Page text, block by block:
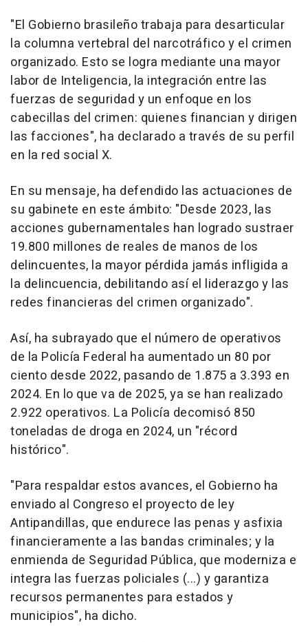
"El Gobierno brasileño trabaja para desarticular
la columna vertebral del narcotráfico y el crimen
organizado. Esto se logra mediante una mayor
labor de Inteligencia, la integración entre las
fuerzas de seguridad y un enfoque en los
cabecillas del crimen: quienes financian y dirigen
las facciones", ha declarado a través de su perfil
en la red social X.
En su mensaje, ha defendido las actuaciones de
su gabinete en este ámbito: "Desde 2023, las
acciones gubernamentales han logrado sustraer
19.800 millones de reales de manos de los
delincuentes, la mayor pérdida jamás infligida a
la delincuencia, debilitando así el liderazgo y las
redes financieras del crimen organizado".
Así, ha subrayado que el número de operativos
de la Policía Federal ha aumentado un 80 por
ciento desde 2022, pasando de 1.875 a 3.393 en
2024. En lo que va de 2025, ya se han realizado
2.922 operativos. La Policía decomisó 850
toneladas de droga en 2024, un "récord
histórico".
"Para respaldar estos avances, el Gobierno ha
enviado al Congreso el proyecto de ley
Antipandillas, que endurece las penas y asfixia
financieramente a las bandas criminales; y la
enmienda de Seguridad Pública, que moderniza e
integra las fuerzas policiales (...) y garantiza
recursos permanentes para estados y
municipios", ha dicho.